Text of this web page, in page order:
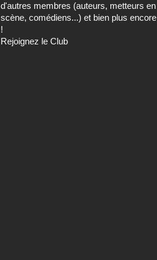
d'autres membres (auteurs, metteurs en
scène, comédiens...) et bien plus encore
!
Rejoignez le Club